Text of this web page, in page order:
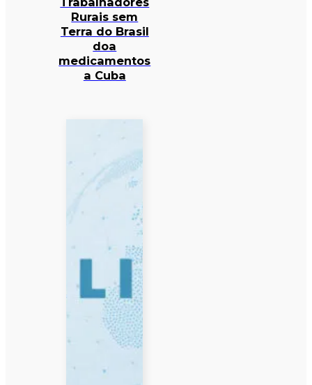
Rurais sem
Terra do Brasil
doa
medicamentos
a Cuba